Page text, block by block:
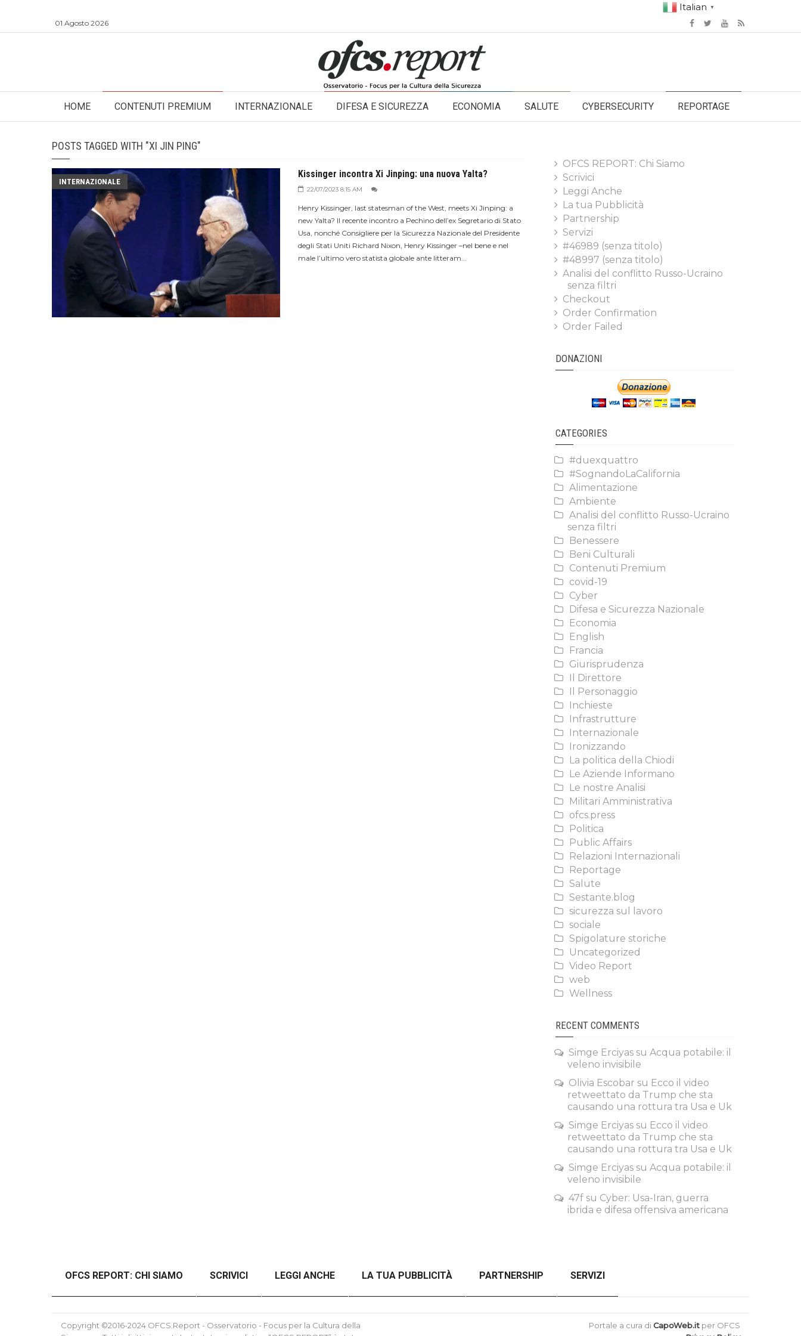
Italian ▼
01 Agosto 2026
HOME CONTENUTI PREMIUM INTERNAZIONALE DIFESA E SICUREZZA ECONOMIA SALUTE CYBERSECURITY REPORTAGE
POSTS TAGGED WITH "XI JIN PING"
INTERNAZIONALE
Kissinger incontra Xi Jinping: una nuova Yalta?
22/07/2023 8:15 AM
Henry Kissinger, last statesman of the West, meets Xi Jinping: a
new Yalta? Il recente incontro a Pechino dell’ex Segretario di Stato
Usa, nonché Consigliere per la Sicurezza Nazionale del Presidente
degli Stati Uniti Richard Nixon, Henry Kissinger –nel bene e nel
male l’ultimo vero statista globale ante litteram...
OFCS REPORT: Chi Siamo
Scrivici
Leggi Anche
La tua Pubblicità
Partnership
Servizi
#46989 (senza titolo)
#48997 (senza titolo)
Analisi del conflitto Russo-Ucraino
senza filtri
Checkout
Order Confirmation
Order Failed
DONAZIONI
CATEGORIES
#duexquattro
#SognandoLaCalifornia
Alimentazione
Ambiente
Analisi del conflitto Russo-Ucraino
senza filtri
Benessere
Beni Culturali
Contenuti Premium
covid-19
Cyber
Difesa e Sicurezza Nazionale
Economia
English
Francia
Giurisprudenza
Il Direttore
Il Personaggio
Inchieste
Infrastrutture
Internazionale
Ironizzando
La politica della Chiodi
Le Aziende Informano
Le nostre Analisi
Militari Amministrativa
ofcs.press
Politica
Public Affairs
Relazioni Internazionali
Reportage
Salute
Sestante.blog
sicurezza sul lavoro
sociale
Spigolature storiche
Uncategorized
Video Report
web
Wellness
RECENT COMMENTS
Simge Erciyas su Acqua potabile: il
veleno invisibile
Olivia Escobar su Ecco il video
retweettato da Trump che sta
causando una rottura tra Usa e Uk
Simge Erciyas su Ecco il video
retweettato da Trump che sta
causando una rottura tra Usa e Uk
Simge Erciyas su Acqua potabile: il
veleno invisibile
47f su Cyber: Usa-Iran, guerra
ibrida e difesa offensiva americana
OFCS REPORT: CHI SIAMO SCRIVICI LEGGI ANCHE LA TUA PUBBLICITÀ PARTNERSHIP SERVIZI
#46989 (SENZA TITOLO) #48997 (SENZA TITOLO) ANALISI DEL CONFLITTO RUSSO-UCRAINO SENZA FILTRI CHECKOUT
Copyright ©2016-2024 OFCS.Report - Osservatorio - Focus per la Cultura della
Portale a cura diCapoWeb.it per OFCS